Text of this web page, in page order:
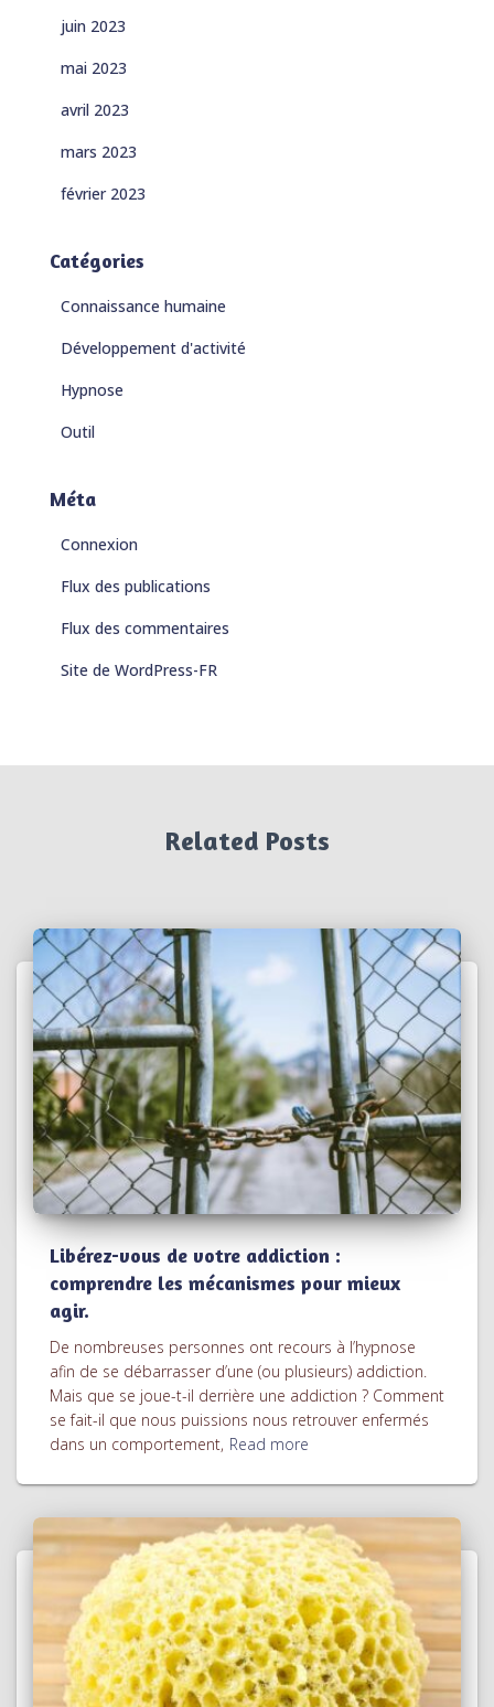
juin 2023
mai 2023
avril 2023
mars 2023
février 2023
Catégories
Connaissance humaine
Développement d'activité
Hypnose
Outil
Méta
Connexion
Flux des publications
Flux des commentaires
Site de WordPress-FR
Related Posts
Libérez-vous de votre addiction :
comprendre les mécanismes pour mieux
agir.
De nombreuses personnes ont recours à l’hypnose
afin de se débarrasser d’une (ou plusieurs) addiction.
Mais que se joue-t-il derrière une addiction ? Comment
se fait-il que nous puissions nous retrouver enfermés
dans un comportement, Read more